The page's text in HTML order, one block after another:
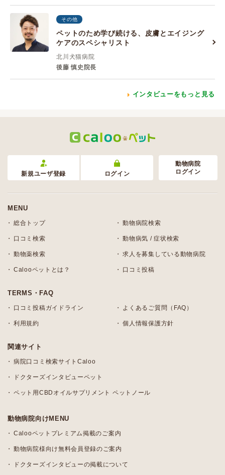
その他
ペットのため学び続ける、皮膚とエイジング
ケアのスペシャリスト
北川犬猫病院
後藤 慎史院長
インタビューをもっと見る
新規ユーザ登録 ログイン
動物病院
ログイン
MENU
総合トップ 動物病院検索
口コミ検索 動物病気 / 症状検索
動物薬検索 求人を募集している動物病院
Calooペットとは？ 口コミ投稿
TERMS・FAQ
口コミ投稿ガイドライン よくあるご質問（FAQ）
利用規約 個人情報保護方針
関連サイト
病院口コミ検索サイトCaloo
ドクターズインタビューペット
ペット用CBDオイルサプリメント ペットノール
動物病院向けMENU
Calooペットプレミアム掲載のご案内
動物病院様向け無料会員登録のご案内
ドクターズインタビューの掲載について